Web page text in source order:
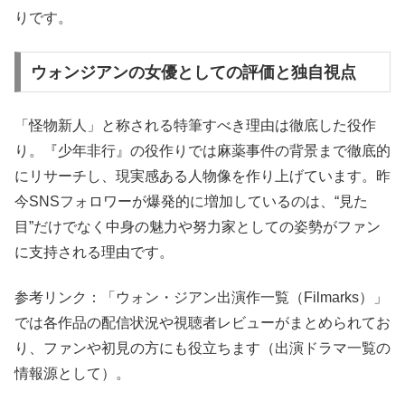
りです。
ウォンジアンの女優としての評価と独自視点
「怪物新人」と称される特筆すべき理由は徹底した役作
り。『少年非行』の役作りでは麻薬事件の背景まで徹底的
にリサーチし、現実感ある人物像を作り上げています。昨
今SNSフォロワーが爆発的に増加しているのは、“見た
目”だけでなく中身の魅力や努力家としての姿勢がファン
に支持される理由です。
参考リンク：「ウォン・ジアン出演作一覧（Filmarks）」
では各作品の配信状況や視聴者レビューがまとめられてお
り、ファンや初見の方にも役立ちます（出演ドラマ一覧の
情報源として）。